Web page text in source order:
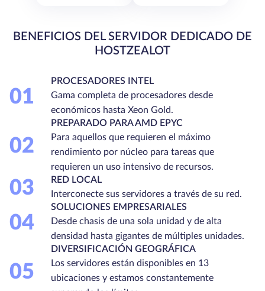
BENEFICIOS DEL SERVIDOR DEDICADO DE
HOSTZEALOT
01
PROCESADORES INTEL
Gama completa de procesadores desde
económicos hasta Xeon Gold.
02
PREPARADO PARA AMD EPYC
Para aquellos que requieren el máximo
rendimiento por núcleo para tareas que
requieren un uso intensivo de recursos.
03
RED LOCAL
Interconecte sus servidores a través de su red.
04
SOLUCIONES EMPRESARIALES
Desde chasis de una sola unidad y de alta
densidad hasta gigantes de múltiples unidades.
05
DIVERSIFICACIÓN GEOGRÁFICA
Los servidores están disponibles en 13
ubicaciones y estamos constantemente